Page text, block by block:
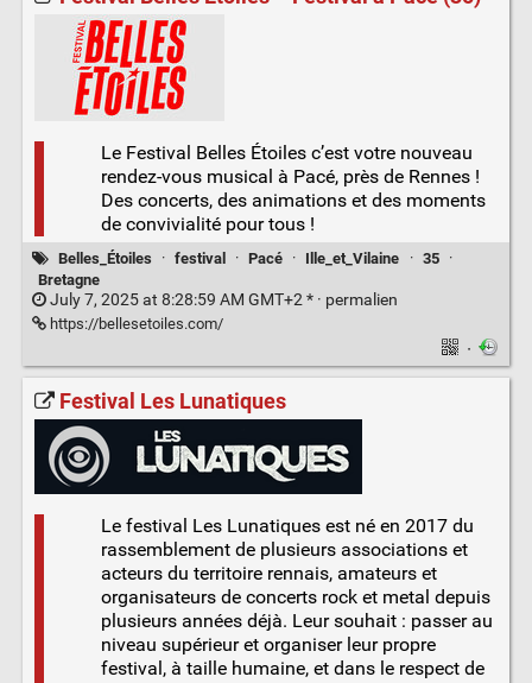
Le Festival Belles Étoiles c’est votre nouveau
rendez-vous musical à Pacé, près de Rennes !
Des concerts, des animations et des moments
de convivialité pour tous !
Belles_Étoiles · festival · Pacé · Ille_et_Vilaine · 35
·
Bretagne
July 7, 2025 at 8:28:59 AM GMT+2 * · permalien
https://bellesetoiles.com/
·
Festival Les Lunatiques
Le festival Les Lunatiques est né en 2017 du
rassemblement de plusieurs associations et
acteurs du territoire rennais, amateurs et
organisateurs de concerts rock et metal depuis
plusieurs années déjà. Leur souhait : passer au
niveau supérieur et organiser leur propre
festival, à taille humaine, et dans le respect de